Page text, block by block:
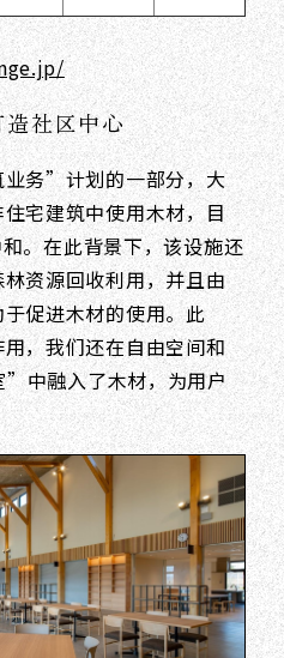
社区中心
务”计划的一部分，大
宅建筑中使用木材，目
。在此背景下，该设施还
资源回收利用，并且由
促进木材的使用。此
，我们还在自由空间和
”中融入了木材，为用户